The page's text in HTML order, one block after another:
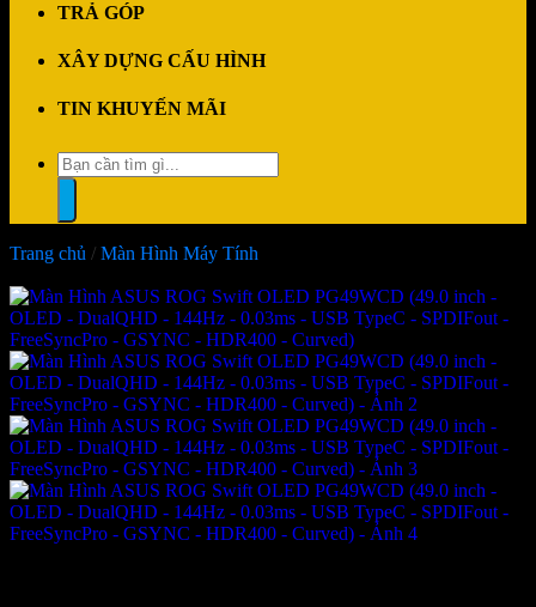
TRẢ GÓP
XÂY DỰNG CẤU HÌNH
TIN KHUYẾN MÃI
Tìm
kiếm:
Trang chủ / Màn Hình Máy Tính